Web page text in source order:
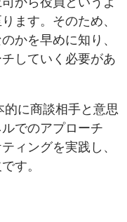
ます。そのため、
かを早めに知り、
していく必要があ
に商談相手と意思
でのアプローチ
ィングを実践し、
す。